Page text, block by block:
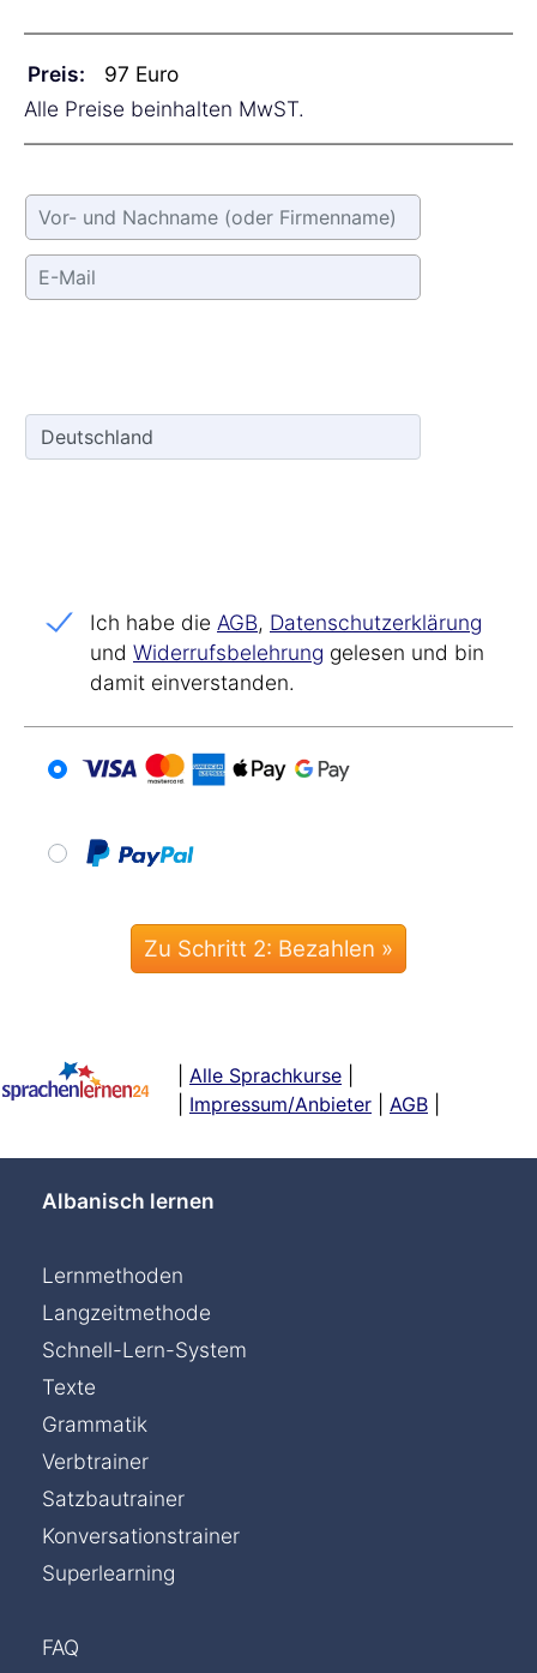
Preis:
Alle Preise beinhalten MwST.
Ich habe die AGB, Datenschutz­erklärung
und Widerrufs­belehrung gelesen und bin
damit einverstanden.
Alle Sprachkurse
Impressum/Anbieter AGB
Albanisch lernen
Lernmethoden
Langzeitmethode
Schnell-Lern-System
Texte
Grammatik
Verbtrainer
Satzbautrainer
Konversationstrainer
Superlearning
FAQ